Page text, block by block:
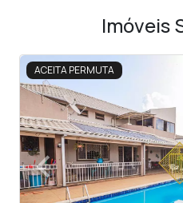
Imóveis
ACEITA PERMUTA
<<<<
‹Previous